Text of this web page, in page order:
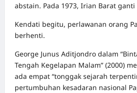
abstain. Pada 1973, Irian Barat
Kendati begitu, perlawanan orang
berhenti.
George Junus Aditjondro dalam
Tengah Kegelapan Malam” (2000)
ada empat “tonggak sejarah
pertumbuhan kesadaran nasional